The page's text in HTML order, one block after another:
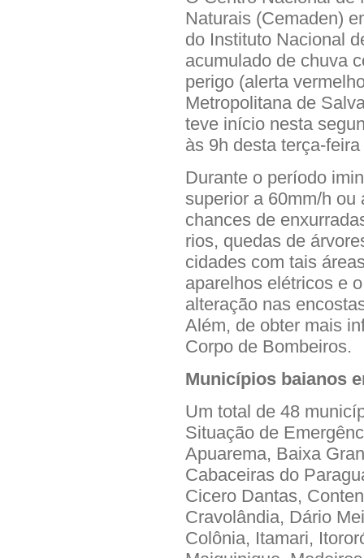
Naturais (Cemaden)
do Instituto Nacional
acumulado de chuva
perigo (alerta
Metropolitana de
teve início nesta
às 9h desta terça-feira
Durante o período
superior a 60mm/h ou
chances de
rios, quedas de
cidades com tais
aparelhos elétricos e
alteração nas
Além, de obter mais
Corpo de Bombeiros.
Municípios baianos
Um total de 48
Situação de
Apuarema, Baixa
Cabaceiras do
Cicero Dantas,
Cravolândia, Dário
Colônia, Itamari,